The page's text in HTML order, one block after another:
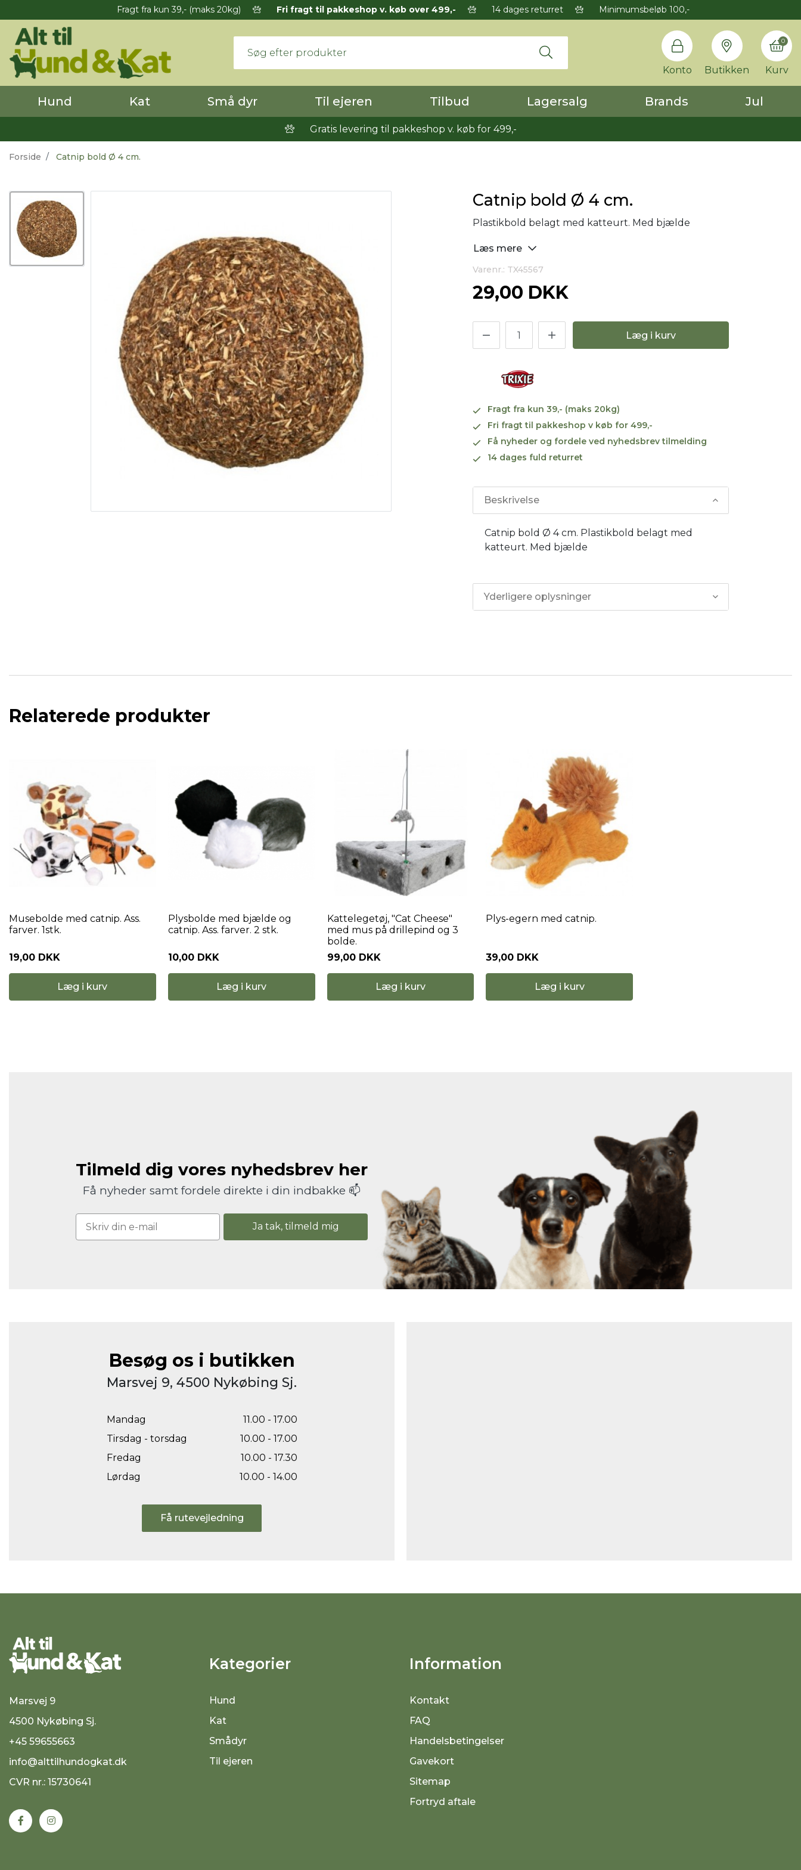
Fragt fra kun 39,- (maks 20kg) Fri fragt til pakkeshop v. køb over 499,- 14 dages returret Minimumsbeløb 100,-
Konto Butikken Kurv
0
Hund Kat Små dyr Til ejeren Tilbud Lagersalg Brands Jul
Gratis levering til pakkeshop v. køb for 499,-
Forside Catnip bold Ø 4 cm.
Catnip bold Ø 4 cm.
Plastikbold belagt med katteurt. Med bjælde
Læs mere
Varenr.: TX45567
29,00 DKK
Læg i kurv
Fragt fra kun 39,- (maks 20kg)
Fri fragt til pakkeshop v køb for 499,-
Få nyheder og fordele ved nyhedsbrev tilmelding
14 dages fuld returret
Beskrivelse
Catnip bold Ø 4 cm. Plastikbold belagt med
katteurt. Med bjælde
Yderligere oplysninger
Relaterede produkter
Musebolde med catnip. Ass.
farver. 1stk.
19,00 DKK
Læg i kurv
Plysbolde med bjælde og
catnip. Ass. farver. 2 stk.
10,00 DKK
Læg i kurv
Kattelegetøj, "Cat Cheese"
med mus på drillepind og 3
bolde.
99,00 DKK
Læg i kurv
Plys-egern med catnip.
39,00 DKK
Læg i kurv
Tilmeld dig vores nyhedsbrev her
Få nyheder samt fordele direkte i din indbakke 📫
Ja tak, tilmeld mig
Besøg os i butikken
Marsvej 9, 4500 Nykøbing Sj.
Mandag
11.00 - 17.00
Tirsdag - torsdag
10.00 - 17.00
Fredag
10.00 - 17.30
Lørdag
10.00 - 14.00
Få rutevejledning
Marsvej 9
4500 Nykøbing Sj.
+45 59655663
info@alttilhundogkat.dk
CVR nr.: 15730641
Kategorier
Hund
Kat
Smådyr
Til ejeren
Information
Kontakt
FAQ
Handelsbetingelser
Gavekort
Sitemap
Fortryd aftale